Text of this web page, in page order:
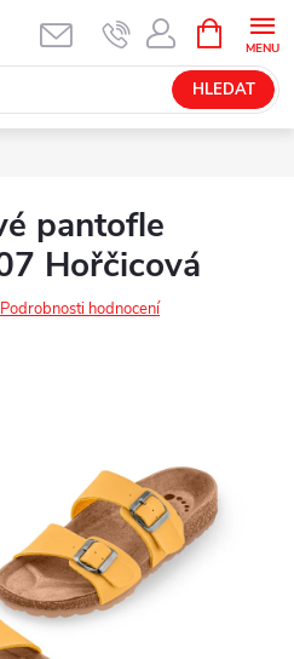
HLEDAT
NÁKUPNÍ
KOŠÍK
pantofle
Hořčicová
Podrobnosti hodnocení